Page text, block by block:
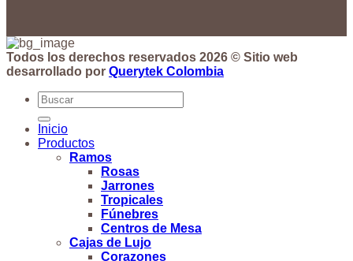
Todos los derechos reservados 2026 © Sitio web
desarrollado por Querytek Colombia
Buscar
por:
Inicio
Productos
Ramos
Rosas
Jarrones
Tropicales
Fúnebres
Centros de Mesa
Cajas de Lujo
Corazones